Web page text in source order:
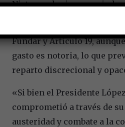
Nieto en el mismo periodo.
Fundar y Artículo 19,
gasto es notoria, lo que
reparto discrecional y
«Si bien el Presidente
comprometió a través de
austeridad y combate a la